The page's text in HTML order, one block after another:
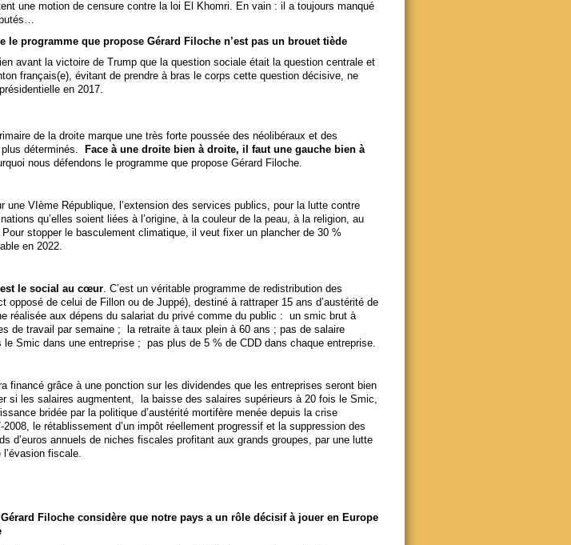
une motion de censure contre la loi El Khomri. En vain : il a toujours manqué
le programme que propose Gérard Filoche n’est pas un brouet tiède
avant la victoire de Trump que la question sociale était la question centrale et
français(e), évitant de prendre à bras le corps cette question décisive, ne
en 2017.
de la droite marque une très forte poussée des néolibéraux et des
déterminés.
Face à une droite bien à droite, il faut une gauche bien à
nous défendons le programme que propose Gérard Filoche.
une VIème République, l’extension des services publics, pour la lutte contre
qu’elles soient liées à l’origine, à la couleur de la peau, à la religion, au
stopper le basculement climatique, il veut fixer un plancher de 30 %
en 2022.
le social au cœur. C’est un véritable programme de redistribution des
opposé de celui de Fillon ou de Juppé), destiné à rattraper 15 ans d’austérité de
réalisée aux dépens du salariat du privé comme du public : un smic brut à
de travail par semaine ; la retraite à taux plein à 60 ans ; pas de salaire
le Smic dans une entreprise ; pas plus de 5 % de CDD dans chaque entreprise.
financé grâce à une ponction sur les dividendes que les entreprises seront bien
si les salaires augmentent, la baisse des salaires supérieurs à 20 fois le Smic,
bridée par la politique d’austérité mortifère menée depuis la crise
2008, le rétablissement d’un impôt réellement progressif et la suppression des
d’euros annuels de niches fiscales profitant aux grands groupes, par une lutte
fiscale.
Filoche considère que notre pays a un rôle décisif à jouer en Europe